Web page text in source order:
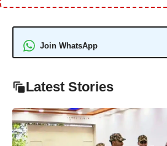
Join WhatsApp
Latest Stories